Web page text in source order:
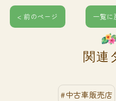
< 前のページ 一覧に
関連
#中古車販売店